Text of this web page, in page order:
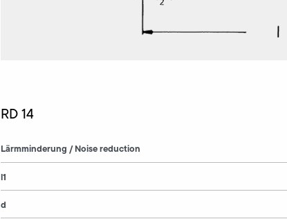
RD 14
Lärmminderung / Noise reduction
l1
d